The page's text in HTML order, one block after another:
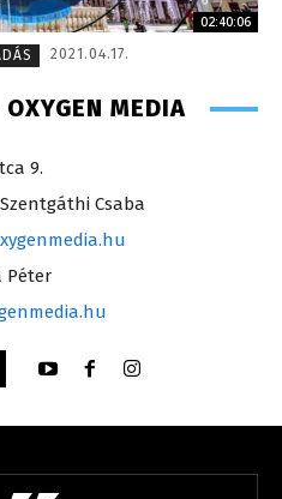
02:40:06
2021.04.17.
MEDIA
9.
Szentgáthi Csaba
Péter